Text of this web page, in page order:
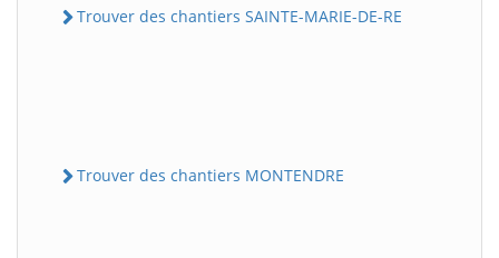
Trouver des chantiers SAINTE-MARIE-DE-RE
Trouver des chantiers MONTENDRE